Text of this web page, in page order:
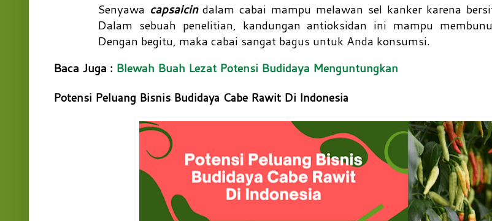
Senyawa capsaicindalam cabai mampu melawan sel kanker karena
Dalam sebuah penelitian, kandungan antioksidan ini mampu
Dengan begitu, maka cabai sangat bagus untuk Anda konsumsi.
Baca Juga : Blewah Buah Lezat Potensi Budidaya Menguntungkan
Potensi Peluang Bisnis Budidaya Cabe Rawit Di Indonesia